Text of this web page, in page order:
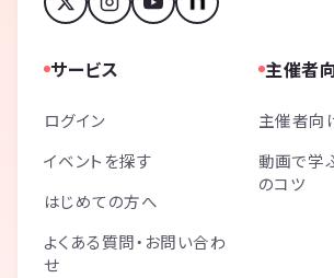
サービス
ログイン
イベントを探す
はじめての方へ
よくある質問・お問い合わ
せ
主催者
主催者向
動画で学
のコツ